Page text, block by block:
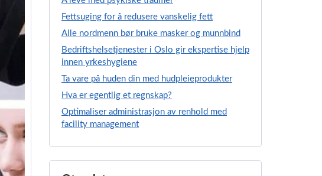
Fettsuging for å redusere vanskelig fett
Alle nordmenn bør bruke masker og munnbind
Bedriftshelsetjenester i Oslo gir ekspertise hjelp
innen yrkeshygiene
Ta vare på huden din med hudpleieprodukter
Hva er egentlig et regnskap?
Optimaliser administrasjon av renhold med
facility management